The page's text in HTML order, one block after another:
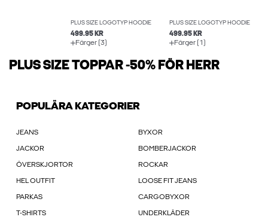
PLUS SIZE LOGOTYP HOODIE
499.95 KR
Färger (3)
PLUS SIZE LOGOTYP HOODIE
499.95 KR
Färger (1)
PLUS SIZE TOPPAR -50% FÖR HERR
POPULÄRA KATEGORIER
JEANS BYXOR
JACKOR BOMBERJACKOR
ÖVERSKJORTOR ROCKAR
HEL OUTFIT LOOSE FIT JEANS
PARKAS CARGOBYXOR
T-SHIRTS UNDERKLÄDER